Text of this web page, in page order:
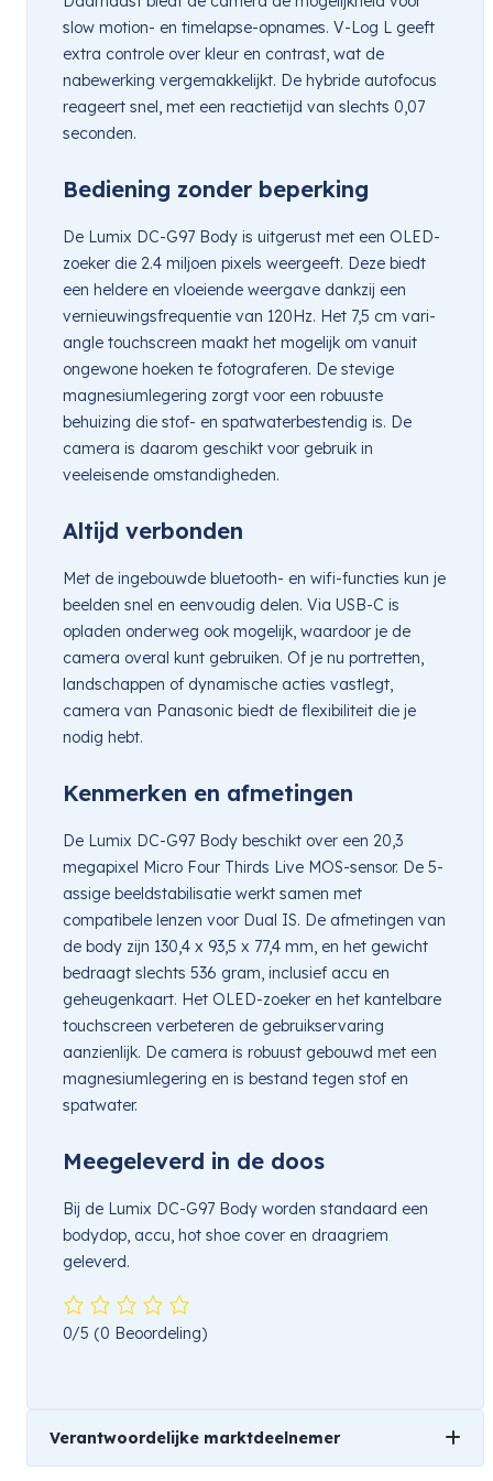
slow motion- en timelapse-opnames. V-Log L geeft
extra controle over kleur en contrast, wat de
nabewerking vergemakkelijkt. De hybride autofocus
reageert snel, met een reactietijd van slechts 0,07
seconden.
Bediening zonder beperking
De Lumix DC-G97 Body is uitgerust met een OLED-
zoeker die 2.4 miljoen pixels weergeeft. Deze biedt
een heldere en vloeiende weergave dankzij een
vernieuwingsfrequentie van 120Hz. Het 7,5 cm vari-
angle touchscreen maakt het mogelijk om vanuit
ongewone hoeken te fotograferen. De stevige
magnesiumlegering zorgt voor een robuuste
behuizing die stof- en spatwaterbestendig is. De
camera is daarom geschikt voor gebruik in
veeleisende omstandigheden.
Altijd verbonden
Met de ingebouwde bluetooth- en wifi-functies kun je
beelden snel en eenvoudig delen. Via USB-C is
opladen onderweg ook mogelijk, waardoor je de
camera overal kunt gebruiken. Of je nu portretten,
landschappen of dynamische acties vastlegt,
camera van Panasonic biedt de flexibiliteit die je
nodig hebt.
Kenmerken en afmetingen
De Lumix DC-G97 Body beschikt over een 20,3
megapixel Micro Four Thirds Live MOS-sensor. De 5-
assige beeldstabilisatie werkt samen met
compatibele lenzen voor Dual IS. De afmetingen van
de body zijn 130,4 x 93,5 x 77,4 mm, en het gewicht
bedraagt slechts 536 gram, inclusief accu en
geheugenkaart. Het OLED-zoeker en het kantelbare
touchscreen verbeteren de gebruikservaring
aanzienlijk. De camera is robuust gebouwd met een
magnesiumlegering en is bestand tegen stof en
spatwater.
Meegeleverd in de doos
Bij de Lumix DC-G97 Body worden standaard een
bodydop, accu, hot shoe cover en draagriem
geleverd.
0/5 (0 Beoordeling)
Verantwoordelijke marktdeelnemer